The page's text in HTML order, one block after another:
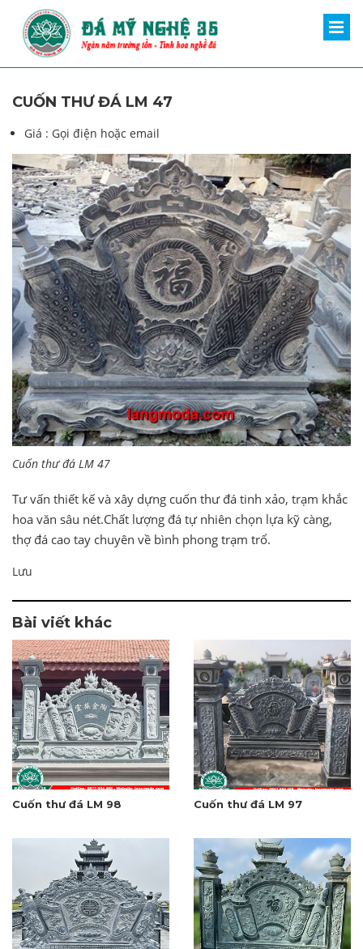
CUỐN THƯ ĐÁ LM 47
Giá : Gọi điện hoặc email
Cuốn thư đá LM 47
Tư vấn thiết kế và xây dựng cuốn thư đá tinh xảo, trạm khắc
hoa văn sâu nét.Chất lượng đá tự nhiên chọn lựa kỹ càng,
thợ đá cao tay chuyên về bình phong trạm trổ.
Lưu
Bài viết khác
Cuốn thư đá LM 98 Cuốn thư đá LM 97